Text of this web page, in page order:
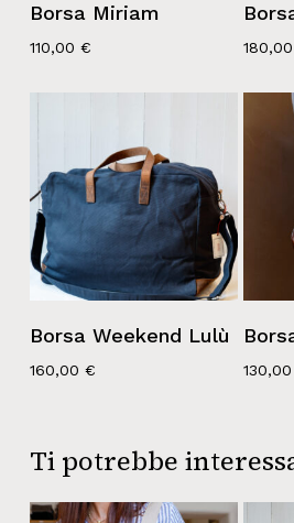
Borsa Miriam
110,00 €
Borsa Weekend Lulù
160,00 €
Ti potrebbe